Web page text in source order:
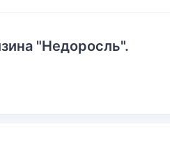
"Недоросль".